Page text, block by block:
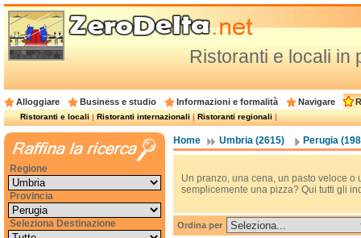
Ristoranti e locali in
Alloggiare Business e studio Informazioni e formalità Navigare
Ristoranti e locali|Ristoranti internazionali|Ristoranti regionali|
Home Umbria (2615) Perugia
Un pranzo, una cena, un pasto veloce
semplicemente una pizza? Qui tutti gli
Ordina per
Regione
Provincia
Seleziona Destinazione